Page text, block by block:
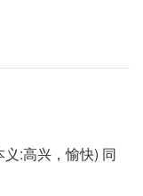
义:高兴，愉快) 同